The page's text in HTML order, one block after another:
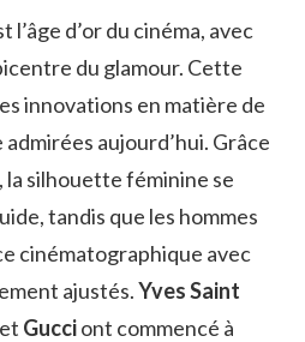
l’âge d’or du cinéma, avec
du glamour. Cette
innovations en matière de
aujourd’hui. Grâce
la silhouette féminine se
tandis que les hommes
cinématographique avec
ajustés.Yves Saint
et Gucciont commencé à